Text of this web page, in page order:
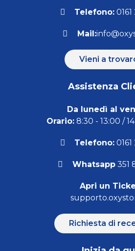
Telefono:
Mail:
Vieni a
Assistenza
Da lunedì al
Orario:8:30 - 13:00 /
Telefono:
Whatsapp351
Apri un
Richiesta di